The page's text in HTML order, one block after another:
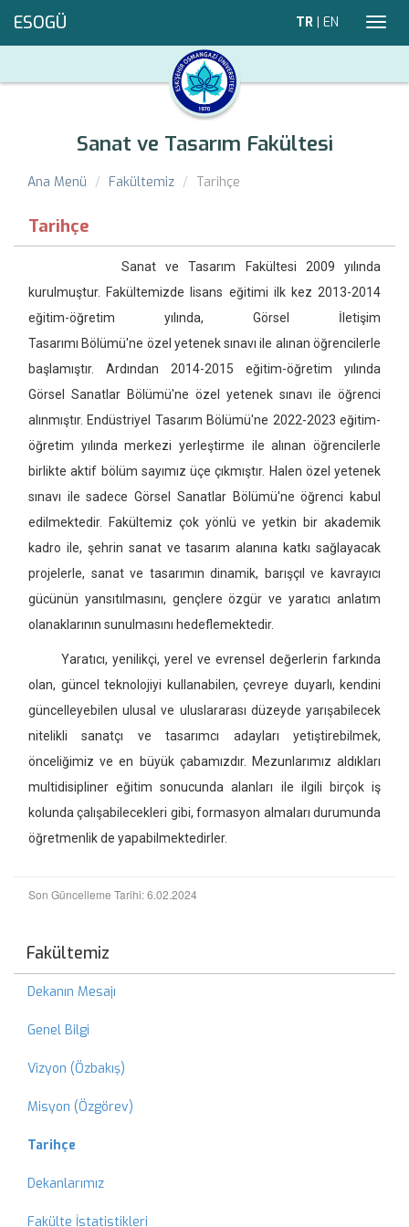
ESOGÜ TR | EN
Sanat ve Tasarım Fakültesi
Ana Menü Fakültemiz Tarihçe
Tarihçe
Sanat ve Tasarım Fakültesi 2009 yılında
kurulmuştur. Fakültemizde lisans eğitimi ilk kez 2013-2014
eğitim-öğretim yılında, Görsel İletişim
Tasarımı Bölümü'ne özel yetenek sınavı ile alınan öğrencilerle
başlamıştır. Ardından 2014-2015 eğitim-öğretim yılında
Görsel Sanatlar Bölümü'ne özel yetenek sınavı ile öğrenci
alınmıştır. Endüstriyel Tasarım Bölümü'ne 2022-2023 eğitim-
öğretim yılında merkezi yerleştirme ile alınan öğrencilerle
birlikte aktif bölüm sayımız üçe çıkmıştır. Halen özel yetenek
sınavı ile sadece Görsel Sanatlar Bölümü'ne öğrenci kabul
edilmektedir. Fakültemiz çok yönlü ve yetkin bir akademik
kadro ile, şehrin sanat ve tasarım alanına katkı sağlayacak
projelerle, sanat ve tasarımın dinamik, barışçıl ve kavrayıcı
gücünün yansıtılmasını, gençlere özgür ve yaratıcı anlatım
olanaklarının sunulmasını hedeflemektedir.
Yaratıcı, yenilikçi, yerel ve evrensel değerlerin farkında
olan, güncel teknolojiyi kullanabilen, çevreye duyarlı, kendini
güncelleyebilen ulusal ve uluslararası düzeyde yarışabilecek
nitelikli sanatçı ve tasarımcı adayları yetiştirebilmek,
önceliğimiz ve en büyük çabamızdır. Mezunlarımız aldıkları
multidisipliner eğitim sonucunda alanları ile ilgili birçok iş
kolunda çalışabilecekleri gibi, formasyon almaları durumunda
öğretmenlik de yapabilmektedirler.
Son Güncelleme Tarihi: 6.02.2024
Fakültemiz
Dekanın Mesajı
Genel Bilgi
Vizyon (Özbakış)
Misyon (Özgörev)
Tarihçe
Dekanlarımız
Fakülte İstatistikleri